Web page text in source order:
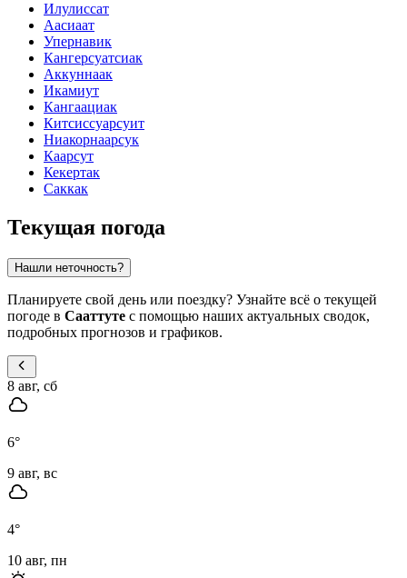
Илулиссат
Аасиаат
Упернавик
Кангерсуатсиак
Аккуннаак
Икамиут
Кангаациак
Китсиссуарсуит
Ниакорнаарсук
Каарсут
Кекертак
Саккак
Текущая погода
Нашли неточность?
Планируете свой день или поездку? Узнайте всё о текущей
погоде в Сааттуте с помощью наших актуальных сводок,
подробных прогнозов и графиков.
8 авг, сб
6°
9 авг, вс
4°
10 авг, пн